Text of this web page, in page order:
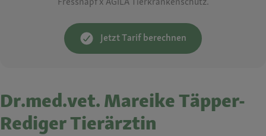
Jetzt Tarif berechnen
Dr.med.vet. Mareike Täpper-
Rediger Tierärztin